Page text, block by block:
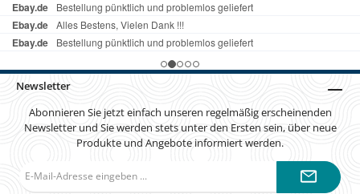
Newsletter
Abonnieren Sie jetzt einfach unseren regelmäßig erscheinenden
Newsletter und Sie werden stets unter den Ersten sein, über neue
Produkte und Angebote informiert werden.